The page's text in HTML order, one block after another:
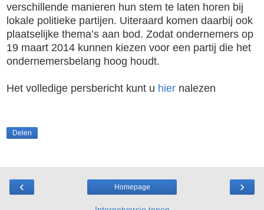
verschillende manieren hun stem te laten horen bij
lokale politieke partijen. Uiteraard komen daarbij ook
plaatselijke thema’s aan bod. Zodat ondernemers op
19 maart 2014 kunnen kiezen voor een partij die het
ondernemersbelang hoog houdt.
Het volledige persbericht kunt u hier nalezen
Delen
‹ ›
Homepage